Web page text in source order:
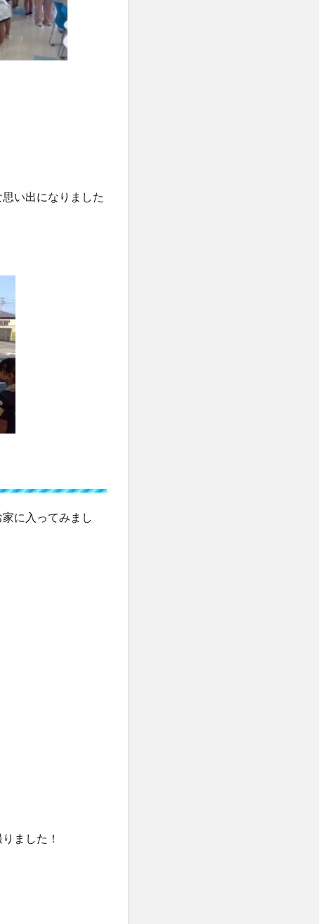
い出になりました
に入ってみまし
ました！